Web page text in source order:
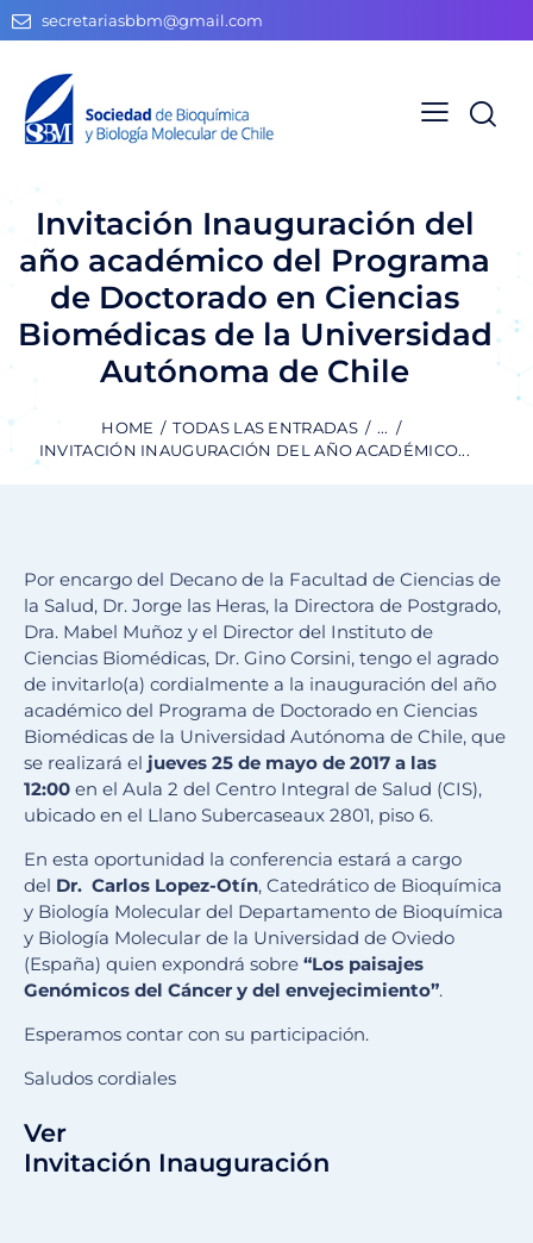
secretariasbbm@gmail.com
Invitación Inauguración del
año académico del Programa
de Doctorado en Ciencias
Biomédicas de la Universidad
Autónoma de Chile
HOME TODAS LAS ENTRADAS
...
INVITACIÓN INAUGURACIÓN DEL AÑO ACADÉMICO...
Por encargo del Decano de la Facultad de Ciencias de
la Salud, Dr. Jorge las Heras, la Directora de Postgrado,
Dra. Mabel Muñoz y el Director del Instituto de
Ciencias Biomédicas, Dr. Gino Corsini, tengo el agrado
de invitarlo(a) cordialmente a la inauguración del año
académico del Programa de Doctorado en Ciencias
Biomédicas de la Universidad Autónoma de Chile, que
se realizará el jueves 25 de mayo de 2017 a las
12:00 en el Aula 2 del Centro Integral de Salud (CIS),
ubicado en el Llano Subercaseaux 2801, piso 6.
En esta oportunidad la conferencia estará a cargo
del Dr. Carlos Lopez-Otín, Catedrático de Bioquímica
y Biología Molecular del Departamento de Bioquímica
y Biología Molecular de la Universidad de Oviedo
(España) quien expondrá sobre “Los paisajes
Genómicos del Cáncer y del envejecimiento”.
Esperamos contar con su participación.
Saludos cordiales
Ver
Invitación Inauguración